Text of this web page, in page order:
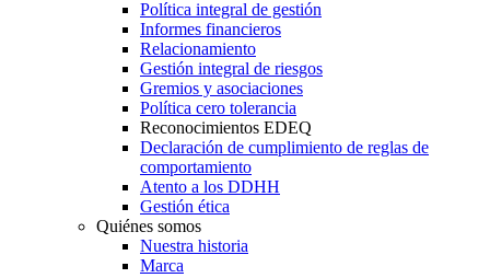
Política integral de gestión
Informes financieros
Relacionamiento
Gestión integral de riesgos
Gremios y asociaciones
Política cero tolerancia
Reconocimientos EDEQ
Declaración de cumplimiento de reglas de
comportamiento
Atento a los DDHH
Gestión ética
Quiénes somos
Nuestra historia
Marca